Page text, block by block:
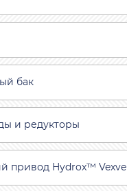
бак
и редукторы
привод Hydrox™ Vexve